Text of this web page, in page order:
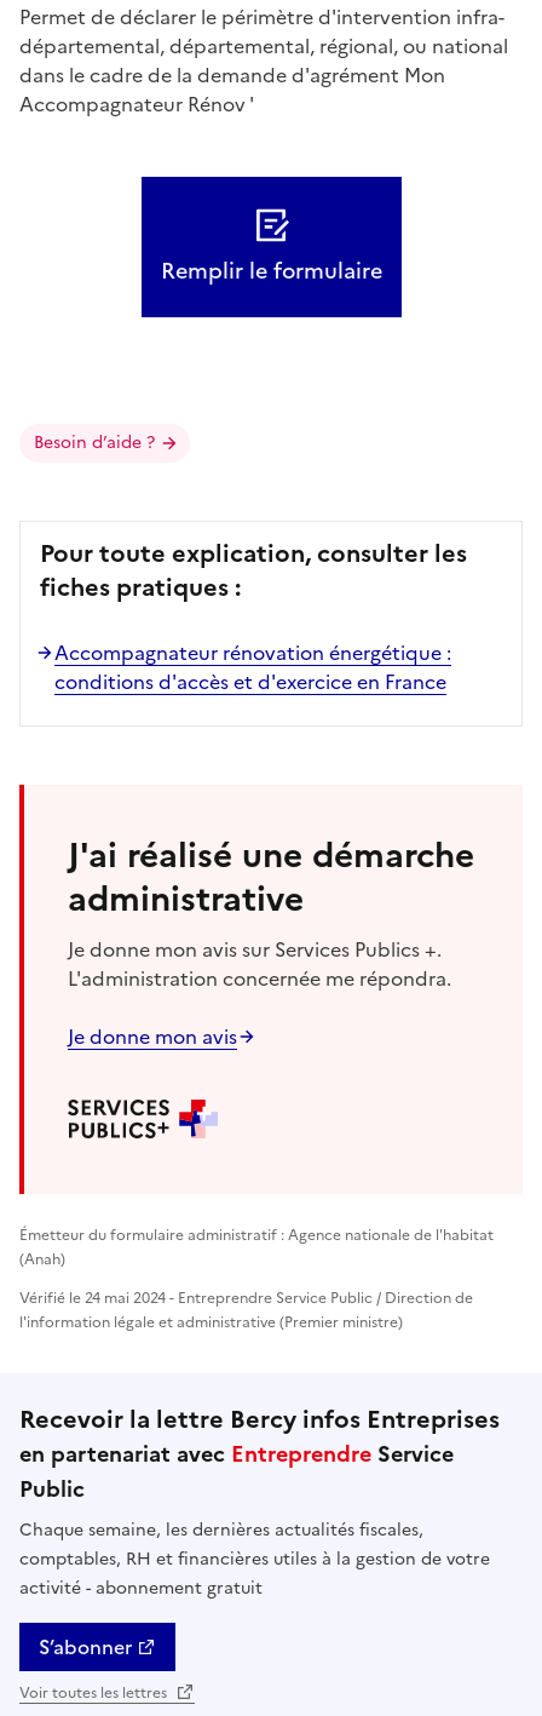
Permet de déclarer le périmètre d'intervention infra-
départemental, départemental, régional, ou national
dans le cadre de la demande d'agrément Mon
Accompagnateur Rénov '
Remplir le formulaire
Besoin d’aide ?
Pour toute explication, consulter les
fiches pratiques :
Accompagnateur rénovation énergétique :
conditions d'accès et d'exercice en France
J'ai réalisé une démarche
administrative
Je donne mon avis sur Services Publics +.
L'administration concernée me répondra.
Je donne mon avis
Émetteur du formulaire administratif : Agence nationale de l'habitat
(Anah)
Vérifié le 24 mai 2024 - Entreprendre Service Public / Direction de
l'information légale et administrative (Premier ministre)
Recevoir la lettre Bercy infos Entreprises
en partenariat avec Entreprendre Service
Public
Chaque semaine, les dernières actualités fiscales,
comptables, RH et financières utiles à la gestion de votre
activité - abonnement gratuit
S’abonner
Voir toutes les lettres